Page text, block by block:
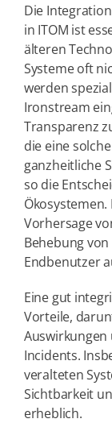
Die
in ITOM ist
älteren
Systeme oft
werden
Ironstream
Transparenz
die eine
ganzheitliche
so die
Ökosystemen.
Vorhersage
Behebung
Endbenutzer
Eine gut
Vorteile,
Auswirkungen
Incidents.
veralteten
Sichtbarkeit
erheblich.